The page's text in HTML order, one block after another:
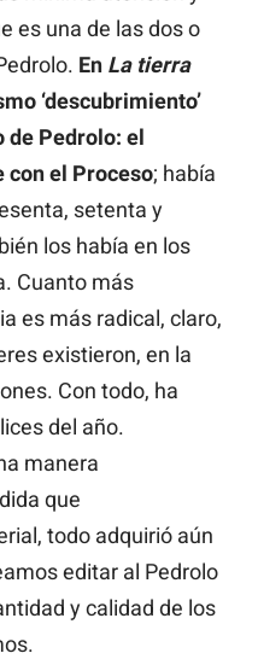
es una de las dos o
En La tierra
‘descubrimiento’
de Pedrolo: el
con el Proceso; había
setenta y
los había en los
Cuanto más
es más radical, claro,
existieron, en la
Con todo, ha
del año.
manera
que
todo adquirió aún
editar al Pedrolo
y calidad de los